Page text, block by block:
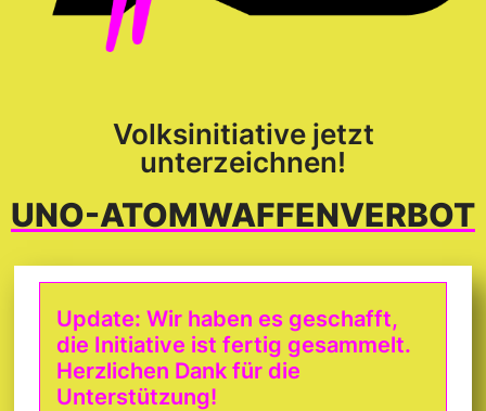
Volksinitiative jetzt
unterzeichnen!
UNO-ATOM­WAFFEN­VERBOT
Update: Wir haben es geschafft,
die Initiative ist fertig gesammelt.
Herzlichen Dank für die
Unterstützung!